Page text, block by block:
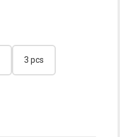
3 pcs